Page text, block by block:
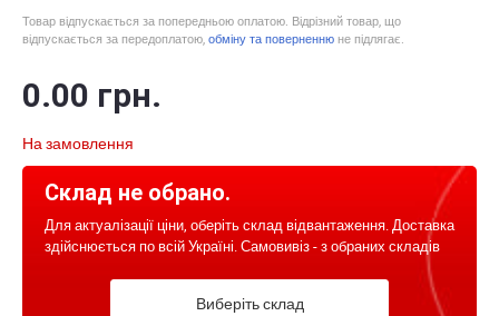
Товар відпускається за попередньою оплатою. Відрізний товар, що
відпускається за передоплатою, обміну та поверненню не підлягає.
0.00 грн.
На замовлення
Склад не обрано.
Для актуалізації ціни, оберіть склад відвантаження. Доставка
здійснюється по всій Україні. Самовивіз - з обраних складів
Виберіть склад